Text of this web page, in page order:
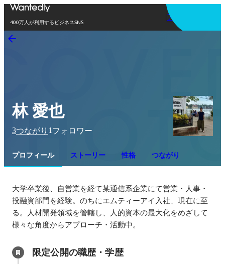
400万人が利用するビジネスSNS
アプリを使う
林 愛也
3つながり 1 フォロワー
プロフィール ストーリー 性格 つながり
大学卒業後、自営業を経て某通信系企業にて営業・人事・
投融資部門を経験。のちにエムティーアイ入社、現在に至
る。人材開発領域を管轄し、人的資本の最大化をめざして
様々な角度からアプローチ・活動中。
限定公開の職歴・学歴